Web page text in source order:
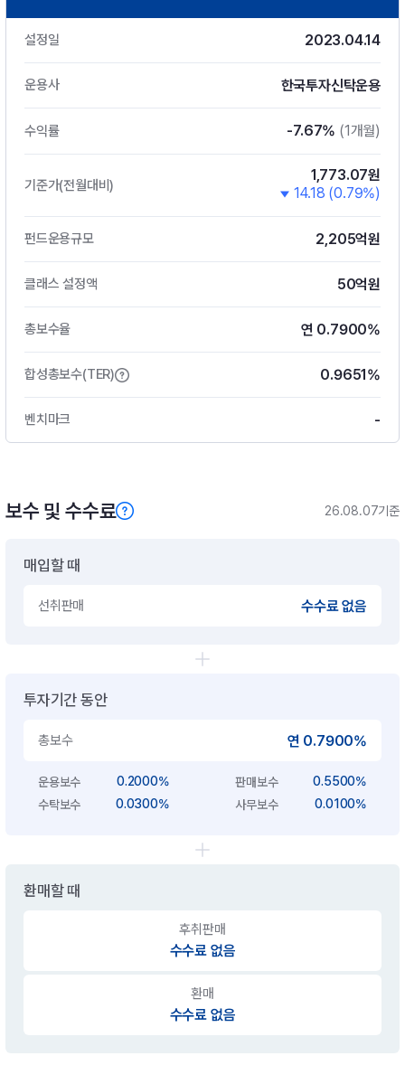
설정일 2023.04.14
운용사 한국투자신탁운용
수익률 -7.67% (1개월)
기준가(전월대비)
1,773.07원
14.18 (0.79%)
펀드운용규모 2,205억원
클래스 설정액 50억원
총보수율 연 0.7900%
합성총보수(TER) 0.9651%
벤치마크 -
보수 및 수수료 26.08.07기준
매입할 때
선취판매 수수료 없음
투자기간 동안
총보수 연 0.7900%
운용보수 0.2000% 판매보수
0.5500%
수탁보수
0.0300% 사무보수 0.0100%
환매할 때
후취판매
수수료 없음
환매
수수료 없음